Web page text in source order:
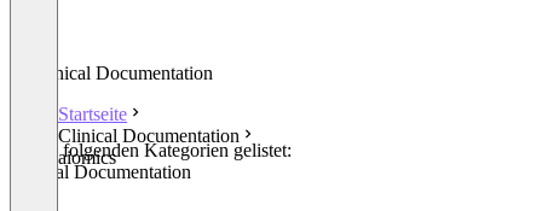
Clinical Documentation
Startseite
Clinical Documentation
aiomics
In den folgenden Kategorien gelistet:
Clinical Documentation